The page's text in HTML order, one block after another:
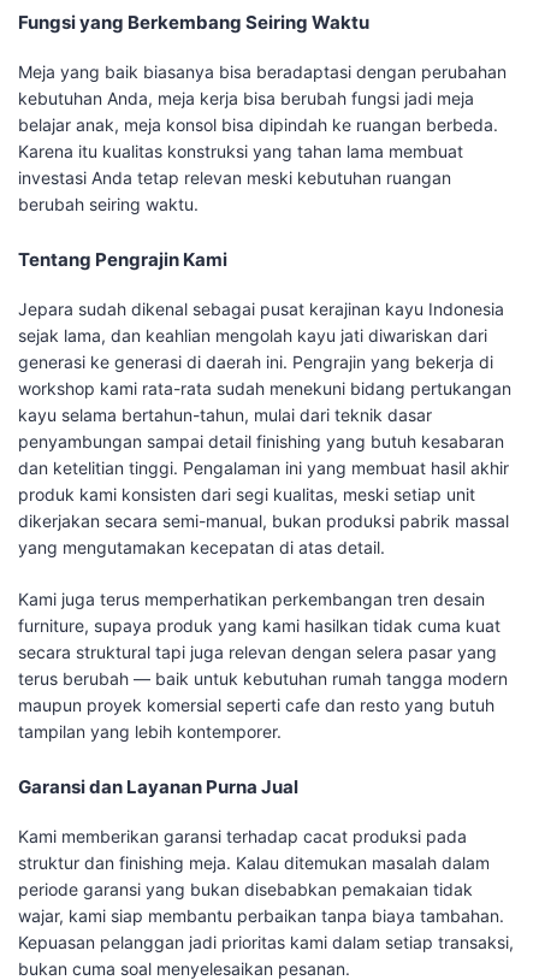
Fungsi yang Berkembang Seiring Waktu
Meja yang baik biasanya bisa beradaptasi dengan perubahan
kebutuhan Anda, meja kerja bisa berubah fungsi jadi meja
belajar anak, meja konsol bisa dipindah ke ruangan berbeda.
Karena itu kualitas konstruksi yang tahan lama membuat
investasi Anda tetap relevan meski kebutuhan ruangan
berubah seiring waktu.
Tentang Pengrajin Kami
Jepara sudah dikenal sebagai pusat kerajinan kayu Indonesia
sejak lama, dan keahlian mengolah kayu jati diwariskan dari
generasi ke generasi di daerah ini. Pengrajin yang bekerja di
workshop kami rata-rata sudah menekuni bidang pertukangan
kayu selama bertahun-tahun, mulai dari teknik dasar
penyambungan sampai detail finishing yang butuh kesabaran
dan ketelitian tinggi. Pengalaman ini yang membuat hasil akhir
produk kami konsisten dari segi kualitas, meski setiap unit
dikerjakan secara semi-manual, bukan produksi pabrik massal
yang mengutamakan kecepatan di atas detail.
Kami juga terus memperhatikan perkembangan tren desain
furniture, supaya produk yang kami hasilkan tidak cuma kuat
secara struktural tapi juga relevan dengan selera pasar yang
terus berubah — baik untuk kebutuhan rumah tangga modern
maupun proyek komersial seperti cafe dan resto yang butuh
tampilan yang lebih kontemporer.
Garansi dan Layanan Purna Jual
Kami memberikan garansi terhadap cacat produksi pada
struktur dan finishing meja. Kalau ditemukan masalah dalam
periode garansi yang bukan disebabkan pemakaian tidak
wajar, kami siap membantu perbaikan tanpa biaya tambahan.
Kepuasan pelanggan jadi prioritas kami dalam setiap transaksi,
bukan cuma soal menyelesaikan pesanan.